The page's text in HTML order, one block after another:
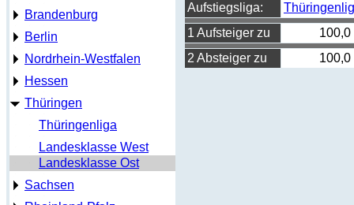
Brandenburg
Berlin
Nordrhein-Westfalen
Hessen
Thüringen
Thüringenliga
Landesklasse West
Landesklasse Ost
Sachsen
Aufstiegsliga:
1 Aufsteiger zu
100,0
2 Absteiger zu
100,0